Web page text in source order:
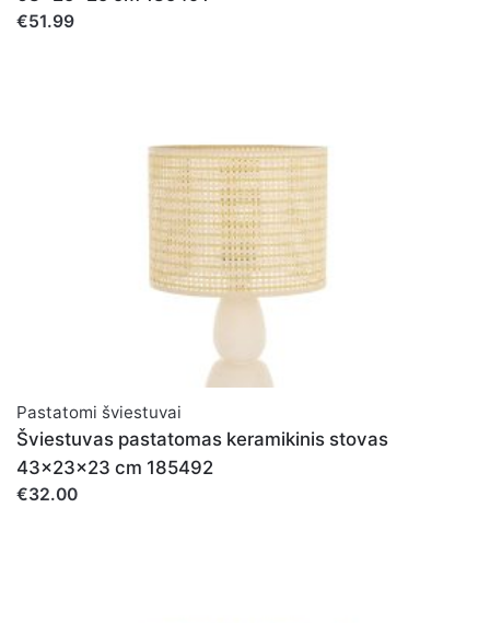
€51.99
Pastatomi šviestuvai
Šviestuvas pastatomas keramikinis stovas
43x23x23 cm 185492
€32.00